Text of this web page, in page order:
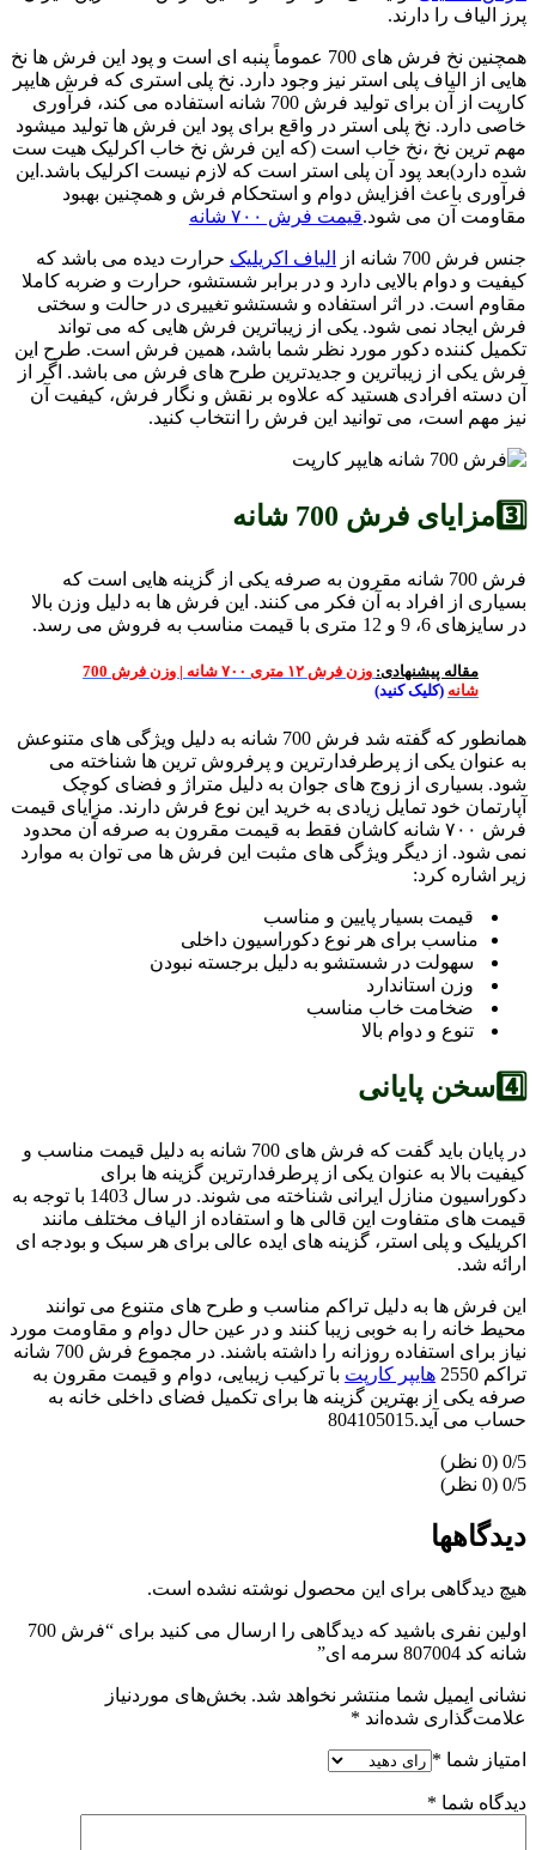
پرز الیاف را دارند.
همچنین نخ فرش های 700 عموماً پنبه ای است و پود این فرش ها نخ
هایی از الیاف پلی استر نیز وجود دارد. نخ پلی استری که فرش هایپر
کارپت از آن برای تولید فرش 700 شانه استفاده می کند، فرآوری
خاصی دارد. نخ پلی استر در واقع برای پود این فرش ها تولید میشود
مهم ترین نخ ،نخ خاب است (که این فرش نخ خاب اکرلیک هیت ست
شده دارد)بعد پود آن پلی استر است که لازم نیست اکرلیک باشد.این
فرآوری باعث افزایش دوام و استحکام فرش و همچنین بهبود
مقاومت آن می شود.قیمت فرش ۷۰۰ شانه
جنس فرش 700 شانه از الیاف اکریلیک حرارت دیده می باشد که
کیفیت و دوام بالایی دارد و در برابر شستشو، حرارت و ضربه کاملا
مقاوم است. در اثر استفاده و شستشو تغییری در حالت و سختی
فرش ایجاد نمی شود. یکی از زیباترین فرش هایی که می تواند
تکمیل کننده دکور مورد نظر شما باشد، همین فرش است. طرح این
فرش یکی از زیباترین و جدیدترین طرح های فرش می باشد. اگر از
آن دسته افرادی هستید که علاوه بر نقش و نگار فرش، کیفیت آن
نیز مهم است، می توانید این فرش را انتخاب کنید.
3️⃣مزایای فرش 700 شانه
فرش 700 شانه مقرون به صرفه یکی از گزینه هایی است که
بسیاری از افراد به آن فکر می کنند. این فرش ها به دلیل وزن بالا
در سایزهای 6، 9 و 12 متری با قیمت مناسب به فروش می رسد.
مقاله پیشنهادی:
وزن فرش ۱۲ متری ۷۰۰ شانه | وزن فرش 700
شانه (کلیک کنید)
همانطور که گفته شد فرش 700 شانه به دلیل ویژگی های متنوعش
به عنوان یکی از پرطرفدارترین و پرفروش ترین ها شناخته می
شود. بسیاری از زوج های جوان به دلیل متراژ و فضای کوچک
آپارتمان خود تمایل زیادی به خرید این نوع فرش دارند. مزایای قیمت
فرش ۷۰۰ شانه کاشان فقط به قیمت مقرون به صرفه آن محدود
نمی شود. از دیگر ویژگی های مثبت این فرش ها می توان به موارد
زیر اشاره کرد:
قیمت بسیار پایین و مناسب
مناسب برای هر نوع دکوراسیون داخلی
سهولت در شستشو به دلیل برجسته نبودن
وزن استاندارد
ضخامت خاب مناسب
تنوع و دوام بالا
4️⃣سخن پایانی
در پایان باید گفت که فرش های 700 شانه به دلیل قیمت مناسب و
کیفیت بالا به عنوان یکی از پرطرفدارترین گزینه ها برای
دکوراسیون منازل ایرانی شناخته می شوند. در سال 1403 با توجه به
قیمت های متفاوت این قالی ها و استفاده از الیاف مختلف مانند
اکریلیک و پلی استر، گزینه های ایده عالی برای هر سبک و بودجه ای
ارائه شد.
این فرش ها به دلیل تراکم مناسب و طرح های متنوع می توانند
محیط خانه را به خوبی زیبا کنند و در عین حال دوام و مقاومت مورد
نیاز برای استفاده روزانه را داشته باشند. در مجموع فرش 700 شانه
تراکم 2550
هایپر کارپت با ترکیب زیبایی، دوام و قیمت مقرون به
صرفه یکی از بهترین گزینه ها برای تکمیل فضای داخلی خانه به
حساب می آید.804105015
‫0/5
‫0/5
دیدگاهها
هیچ دیدگاهی برای این محصول نوشته نشده است.
اولین نفری باشید که دیدگاهی را ارسال می کنید برای “فرش 700
شانه کد 807004 سرمه ای”
نشانی ایمیل شما منتشر نخواهد شد. بخش‌های موردنیاز
علامت‌گذاری شده‌اند *
امتیاز شما *
دیدگاه شما *